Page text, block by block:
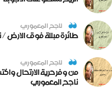
ناجح المعموري
طائرة مبللة فوق الارض
ناجح المعموري
من وفر حرية الارتحال
ناجح المعموري